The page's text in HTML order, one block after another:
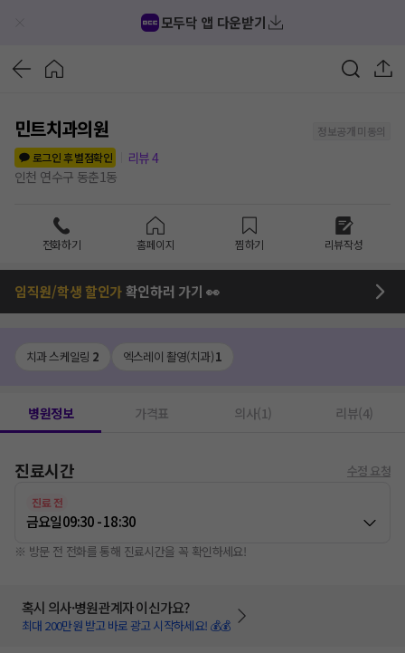
모두닥 앱 다운받기
민트치과의원
정보공개 미동의
로그인 후 별점확인
리뷰4
인천 연수구 동춘1동
전화하기 홈페이지 찜하기 리뷰작성
임직원/학생 할인가확인하러 가기 👀
치과 스케일링 2 엑스레이 촬영(치과)1
병원정보 가격표 의사(1) 리뷰(4)
진료시간 수정 요청
진료 전
금요일09:30 - 18:30
※ 방문 전 전화를 통해 진료시간을 꼭 확인하세요!
혹시 의사·병원관계자 이신가요?
최대 200만원 받고 바로 광고 시작하세요! 💰💰